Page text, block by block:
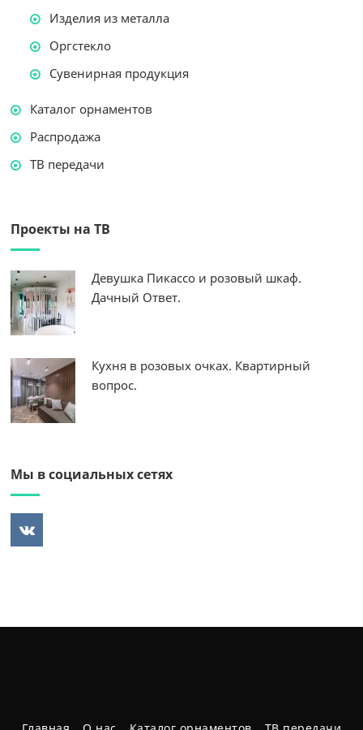
Изделия из металла
Оргстекло
Сувенирная продукция
Каталог орнаментов
Распродажа
ТВ передачи
Проекты на ТВ
Девушка Пикассо и розовый шкаф.
Дачный Ответ.
Кухня в розовых очках. Квартирный
вопрос.
Мы в социальных сетях